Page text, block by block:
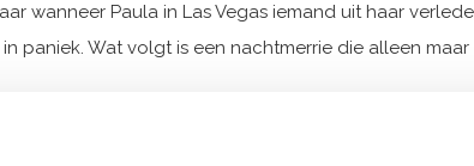
wanneer Paula in Las Vegas iemand uit haar
paniek. Wat volgt is een nachtmerrie die alleen